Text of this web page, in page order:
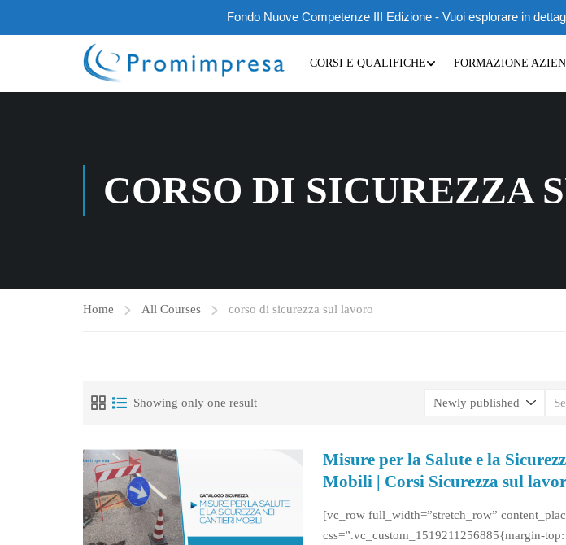
Fondo Nuove Competenze III Edizione - Vuoi esplorare in
CORSI E QUALIFICHE FORMAZIONE
CORSO DI SICUREZZA
Home All Courses corso di sicurezza sul lavoro
Showing only one result
Misure per la Salute e la
Mobili | Corsi Sicurezza sul
[vc_row full_width=”stretch_row”
css=”.vc_custom_1519211256885{margin-